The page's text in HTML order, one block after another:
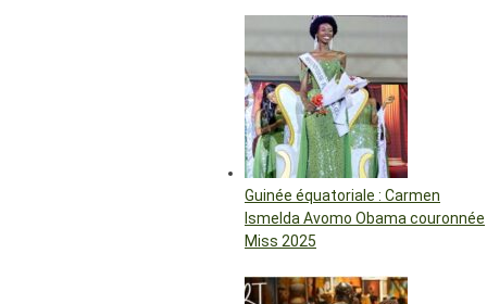
Guinée équatoriale : Carmen
Ismelda Avomo Obama couronnée
Miss 2025